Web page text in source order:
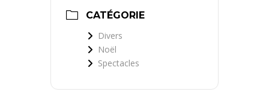
CATÉGORIE
Divers
Noël
Spectacles